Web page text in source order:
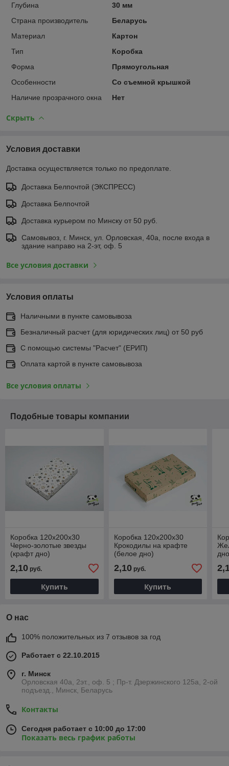
Глубина
30 мм
Страна производитель
Беларусь
Материал
Картон
Тип
Коробка
Форма
Прямоугольная
Особенности
Со съемной крышкой
Наличие прозрачного окна
Нет
Скрыть
Условия доставки
Доставка осуществляется только по предоплате.
Доставка Белпочтой (ЭКСПРЕСС)
Доставка Белпочтой
Доставка курьером по Минску от 50 руб.
Самовывоз, г. Минск, ул. Орловская, 40а, после входа в
здание направо на 2-эт, оф. 5
Все условия доставки
Условия оплаты
Наличными в пункте самовывоза
Безналичный расчет (для юридических лиц) от 50 руб
С помощью системы "Расчет" (ЕРИП)
Оплата картой в пункте самовывоза
Все условия оплаты
Подобные товары компании
Коробка 120х200х30
Черно-золотые звезды
(крафт дно)
2,10 руб.
Купить
Коробка 120х200х30
Крокодилы на крафте
(белое дно)
2,10руб.
Купить
О нас
100% положительных из 7 отзывов за год
Работает с 22.10.2015
г. Минск
Орловская 40а, 2эт., оф. 5 ; Пр-т. Дзержинского 125а, 2-ой
подъезд., Минск, Беларусь
Контакты
Сегодня работает с 10:00 до 17:00
Показать весь график работы